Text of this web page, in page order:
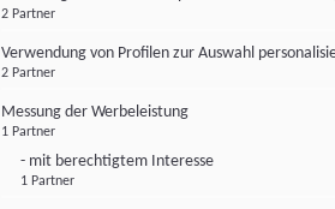
2 Partner
Verwendung von Profilen zur Auswahl
2 Partner
Messung der Werbeleistung
1 Partner
- mit berechtigtem Interesse
1 Partner